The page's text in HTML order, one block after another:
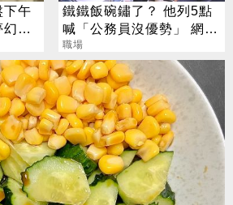
下午
職
鐵鐵飯碗鏽了？ 他列5點
喊「公務員沒優勢」 網看
法兩極
職場